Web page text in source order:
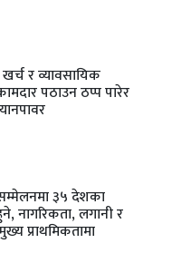
र व्यावसायिक
पठाउन ठप्प पारेर
३५ देशका
नागरिकता, लगानी र
प्राथमिकतामा